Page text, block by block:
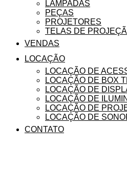
LÂMPADAS
PEÇAS
PROJETORES
TELAS DE
VENDAS
LOCAÇÃO
LOCAÇÃO DE
LOCAÇÃO DE BOX
LOCAÇÃO DE
LOCAÇÃO DE
LOCAÇÃO DE
LOCAÇÃO DE
CONTATO